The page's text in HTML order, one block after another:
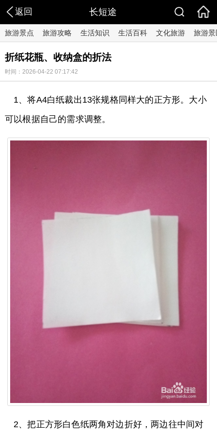
返回 长短途
旅游景点 旅游攻略 生活知识 生活百科 文化旅游 旅游景
折纸花瓶、收纳盒的折法
时间：2026-04-22 07:17:42
1、将A4白纸裁出13张规格同样大的正方形。大小
可以根据自己的需求调整。
2、把正方形白色纸两角对边折好，两边往中间对